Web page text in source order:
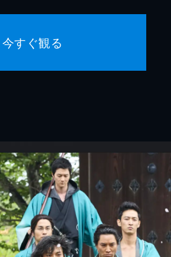
今すぐ観る